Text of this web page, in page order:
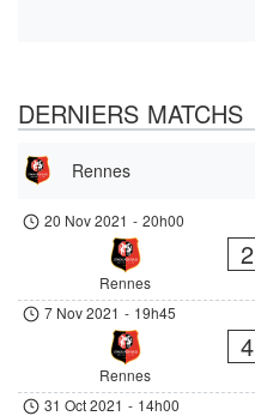
DERNIERS MATCHS
Rennes
20 Nov 2021 - 20h00
Rennes
2
7 Nov 2021 - 19h45
Rennes
4
31 Oct 2021 - 14h00